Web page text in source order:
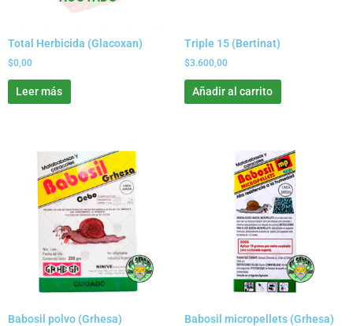
Total Herbicida (Glacoxan)
$0,00
Leer más
Triple 15 (Bertinat)
$3.600,00
Añadir al carrito
Babosil polvo (Grhesa) Babosil micropellets (Grhesa)